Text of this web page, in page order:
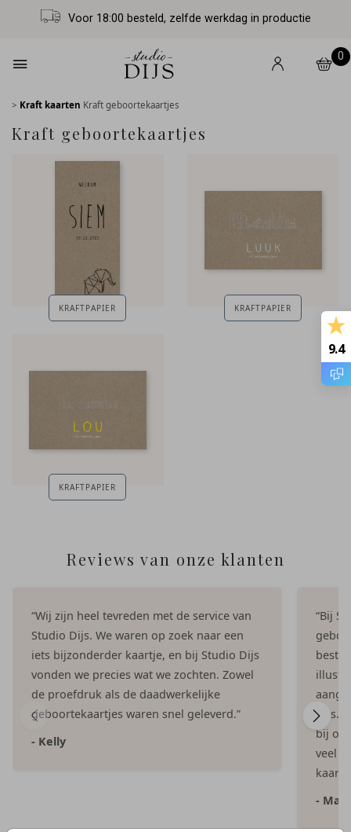
Voor 18:00 besteld, zelfde werkdag in productie
0
> Kraft kaarten Kraft geboortekaartjes
Kraft geboortekaartjes
KRAFTPAPIER KRAFTPAPIER
KRAFTPAPIER
9.4
Reviews van onze klanten
“Wij zijn heel tevreden met de service van
Studio Dijs. We waren op zoek naar een
iets bijzonderder kaartje, en bij Studio Dijs
vonden we precies wat we zochten. Zowel
de proefdruk als de daadwerkelijke
geboortekaartjes waren snel geleverd.”
- Kelly
“Bij
Dijs.
bij
veel
-